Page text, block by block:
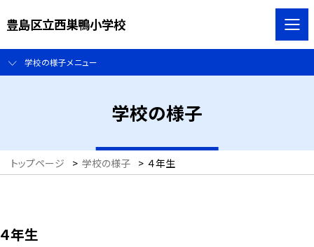
豊島区立西巣鴨小学校
学校の様子メニュー
学校の様子
トップページ > 学校の様子 > ４年生
４年生